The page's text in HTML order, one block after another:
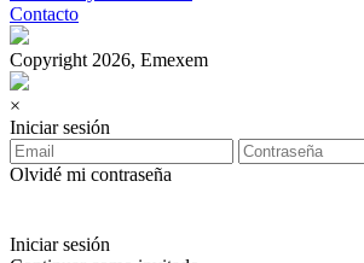
Contacto
Copyright 2026, Emexem
×
Iniciar sesión
Olvidé mi contraseña
Iniciar sesión